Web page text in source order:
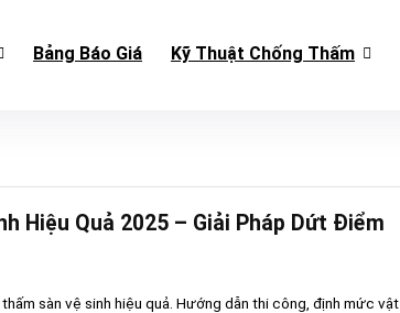
Bảng Báo Giá Kỹ Thuật Chống Thấm
Hiệu Quả 2025 – Giải Pháp Dứt Điểm
sàn vệ sinh hiệu quả. Hướng dẫn thi công, định mức vật